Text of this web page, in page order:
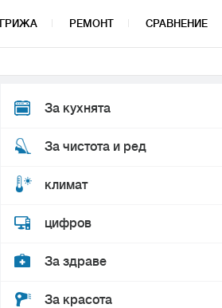
ГРИЖА РЕМОНТ СРАВНЕНИЕ
За кухнята
За чистота и ред
климат
цифров
За здраве
За красота